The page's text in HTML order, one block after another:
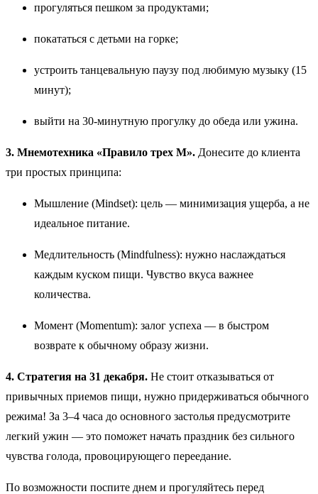
прогуляться пешком за продуктами;
покататься с детьми на горке;
устроить танцевальную паузу под любимую музыку (15
минут);
выйти на 30-минутную прогулку до обеда или ужина.
3. Мнемотехника «Правило трех М». Донесите до клиента
три простых принципа:
Мышление (Mindset): цель — минимизация ущерба, а не
идеальное питание.
Медлительность (Mindfulness): нужно наслаждаться
каждым куском пищи. Чувство вкуса важнее
количества.
Момент (Momentum): залог успеха — в быстром
возврате к обычному образу жизни.
4. Стратегия на 31 декабря. Не стоит отказываться от
привычных приемов пищи, нужно придерживаться обычного
режима! За 3–4 часа до основного застолья предусмотрите
легкий ужин — это поможет начать праздник без сильного
чувства голода, провоцирующего переедание.
По возможности поспите днем и прогуляйтесь перед